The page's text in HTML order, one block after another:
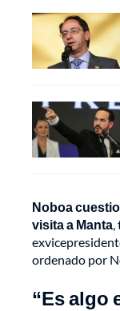
Noboa
visita a Manta,
ordenado por
“Es algo